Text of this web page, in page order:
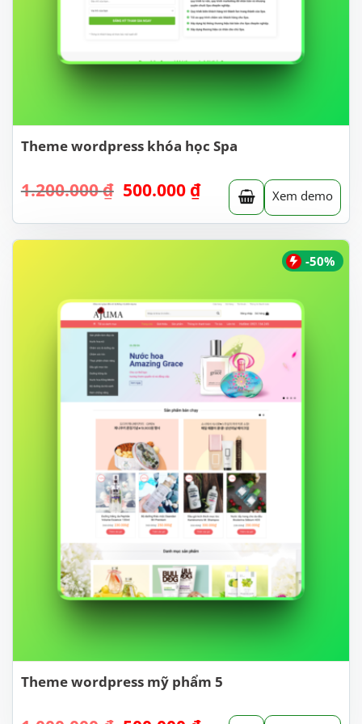
Theme wordpress khóa học Spa
1.200.000₫ Giá
là:
1.200.000 ₫.
500.000 ₫Giá
hiện
tại
là:
Xem demo
-50%
Theme wordpress mỹ phẩm 5